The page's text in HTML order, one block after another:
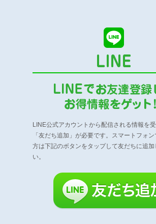
LINE公式アカウントから配信される情報を
「友だち追加」が必要です。
スマートフォ
方は下記のボタンをタップして友だちに追加
い。